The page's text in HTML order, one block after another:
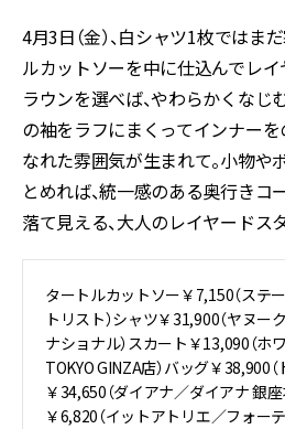
4月3日（金）、白シャツ1枚ではま
ルカットソーを中に仕込んでレイ
ラウンを選べば、やわらかくなじ
の袖をラフにまくってインナーを
なれた雰囲気が生まれて。小物や
とめれば、統一感のある奥行きコ
落て見える、大人のレイヤードス
タートルカットソー￥7,150（ステ
トリスト）シャツ￥31,900（ヤヌ
ナショナル）スカート￥13,090（
TOKYO GINZA店）バッグ￥38,900
￥34,650（ダイアナ／ダイアナ 銀
￥6,820（イットアトリエ／フォー